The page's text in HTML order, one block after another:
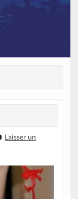
Laisser un